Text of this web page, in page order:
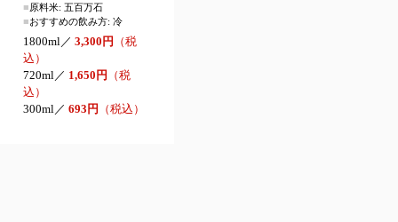
■原料米: 五百万石
■おすすめの飲み方: 冷
1800ml／ 3,300円 （税
込）
720ml／ 1,650円 （税
込）
300ml／ 693円 （税込）